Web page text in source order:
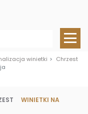
winietki
Chrzest
WINIETKI NA